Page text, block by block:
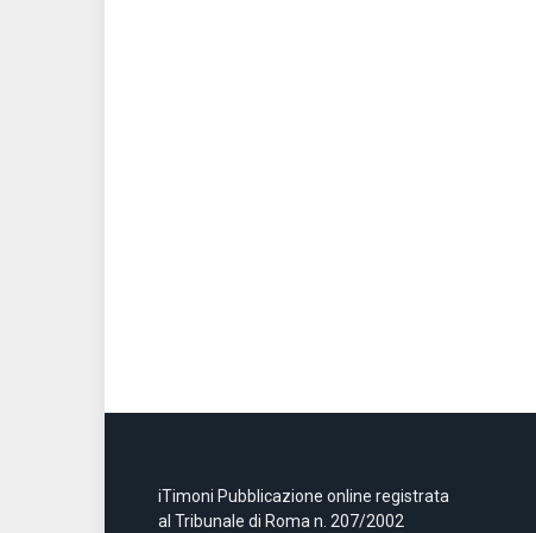
iTimoni Pubblicazione online registrata
al Tribunale di Roma n. 207/2002